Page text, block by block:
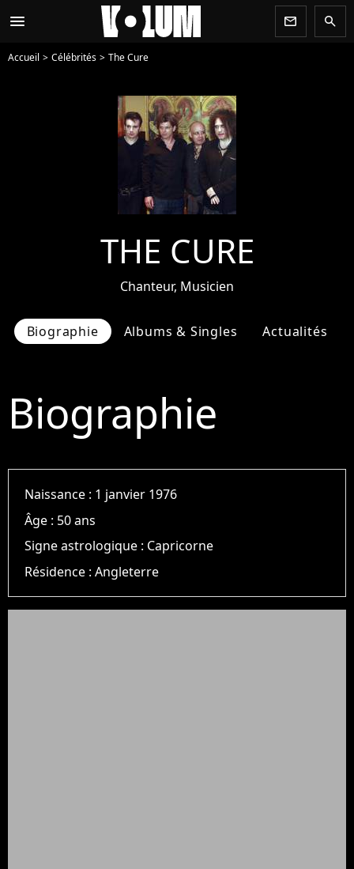
menu newsletter search
Accueil Célébrités The Cure
THE CURE
Chanteur, Musicien
Biographie Albums & Singles Actualités
Biographie
Naissance : 1 janvier 1976
Âge : 50 ans
Signe astrologique : Capricorne
Résidence :Angleterre